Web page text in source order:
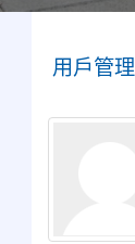
用戶管理